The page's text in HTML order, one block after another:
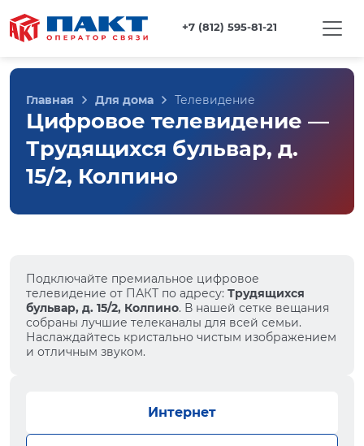
+7 (812) 595-81-21
Главная Для дома Телевидение
Цифровое телевидение —
Трудящихся бульвар, д.
15/2, Колпино
Подключайте премиальное цифровое
телевидение от ПАКТ по адресу: Трудящихся
бульвар, д. 15/2, Колпино. В нашей сетке вещания
собраны лучшие телеканалы для всей семьи.
Наслаждайтесь кристально чистым изображением
и отличным звуком.
Интернет